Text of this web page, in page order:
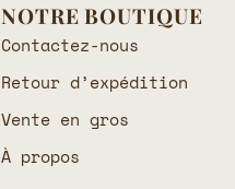
NOTRE BOUTIQUE
Contactez-nous
Retour d’expédition
Vente en gros
À propos